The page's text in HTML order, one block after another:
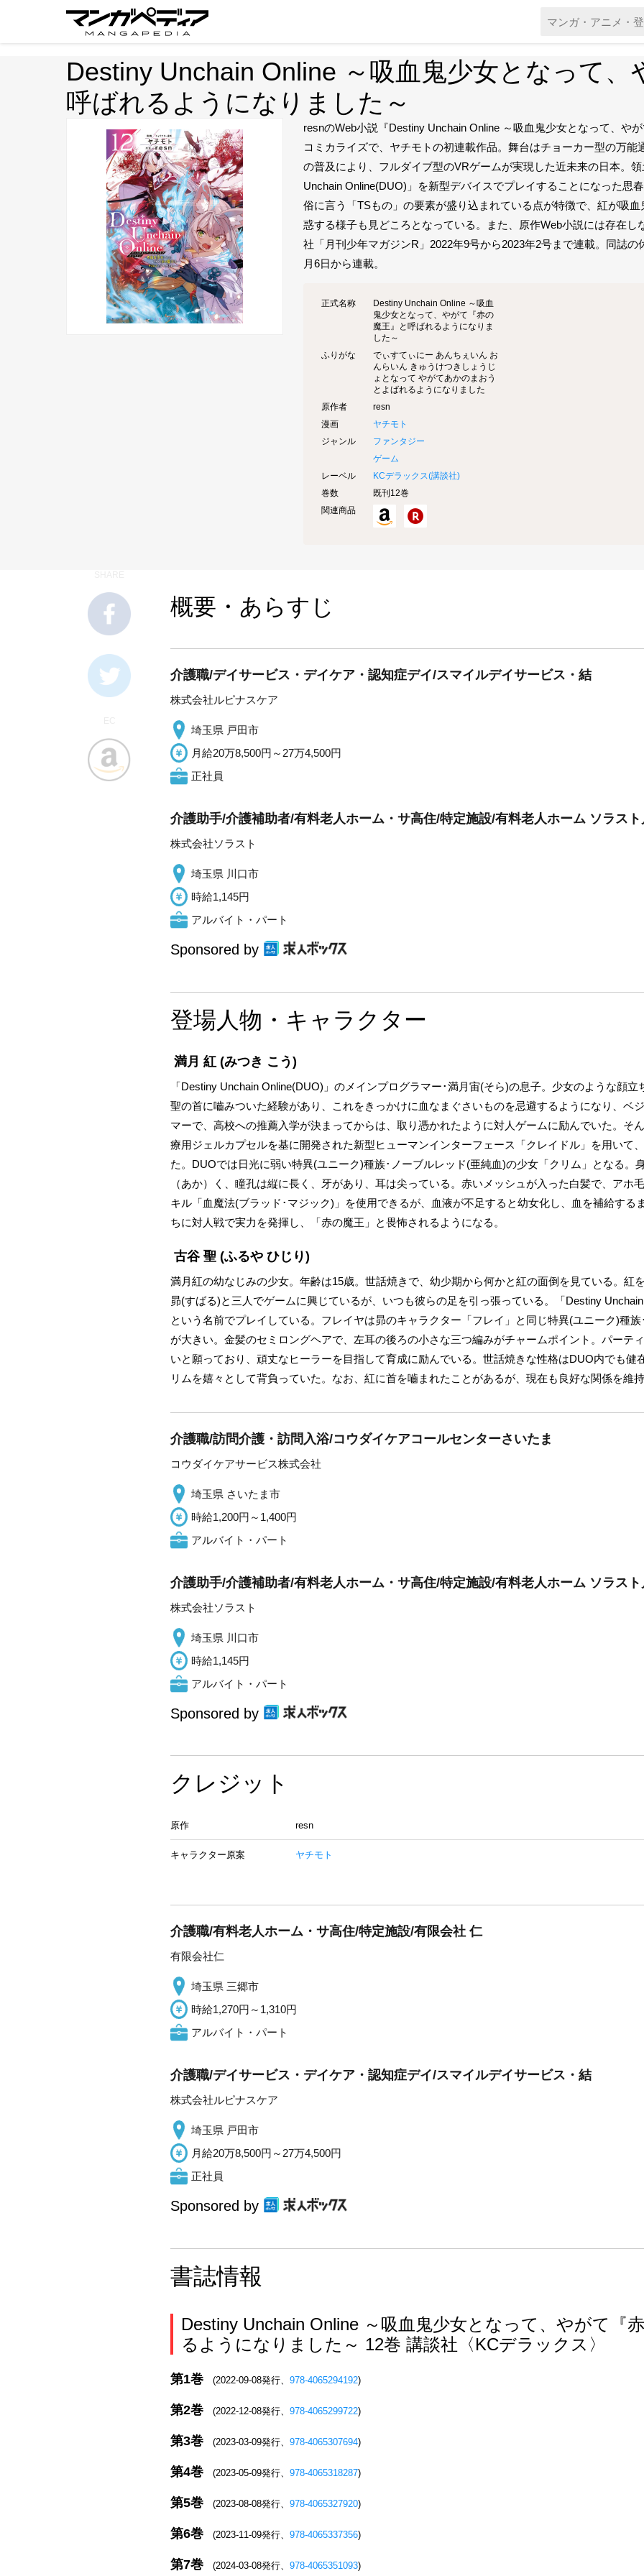
Destiny Unchain Online ～吸血鬼少女となって
呼ばれるようになりました～
resnのWeb小説『Destiny Unchain Online ～吸血鬼少女となって、や
コミカライズで、ヤチモトの初連載作品。舞台はチョーカー型の万
の普及により、フルダイブ型のVRゲームが実現した近未来の日本。
Unchain Online(DUO)」を新型デバイスでプレイすることになった思
俗に言う「TSもの」の要素が盛り込まれている点が特徴で、紅が吸
惑する様子も見どころとなっている。また、原作Web小説には存在
社「月刊少年マガジンR」2022年9号から2023年2号まで連載。同誌
月6日から連載。
正式名称
Destiny Unchain Online ～吸血
鬼少女となって、やがて『赤の
魔王』と呼ばれるようになりま
した～
ふりがな
でぃすてぃにー あんちぇいん お
んらいん きゅうけつきしょうじ
ょとなって やがてあかのまおう
とよばれるようになりました
原作者
resn
漫画
ヤチモト
ジャンル
ファンタジー
ゲーム
レーベル
KCデラックス(講談社)
巻数
既刊12巻
関連商品
概要・あらすじ
介護職/デイサービス・デイケア・認知症デイ/スマイルデイサービス・結
株式会社ルピナスケア
埼玉県 戸田市
月給20万8,500円～27万4,500円
正社員
介護助手/介護補助者/有料老人ホーム・サ高住/特定施設/有料老人ホーム ソラスト
株式会社ソラスト
埼玉県 川口市
時給1,145円
アルバイト・パート
Sponsored by
登場人物・キャラクター
満月 紅 (みつき こう)
「Destiny Unchain Online(DUO)」のメインプログラマー･満月宙(そら)の息子。少女のような顔
聖の首に嚙みついた経験があり、これをきっかけに血なまぐさいものを忌避するようになり、ベ
マーで、高校への推薦入学が決まってからは、取り憑かれたように対人ゲームに励んでいた。そ
療用ジェルカプセルを基に開発された新型ヒューマンインターフェース「クレイドル」を用いて
た。DUOでは日光に弱い特異(ユニーク)種族･ノーブルレッド(亜純血)の少女「クリム」となる。
（あか）く、瞳孔は縦に長く、牙があり、耳は尖っている。赤いメッシュが入った白髪で、アホ
キル「血魔法(ブラッド･マジック)」を使用できるが、血液が不足すると幼女化し、血を補給する
ちに対人戦で実力を発揮し、「赤の魔王」と畏怖されるようになる。
古谷 聖 (ふるや ひじり)
満月紅の幼なじみの少女。年齢は15歳。世話焼きで、幼少期から何かと紅の面倒を見ている。紅
昴(すばる)と三人でゲームに興じているが、いつも彼らの足を引っ張っている。「Destiny
という名前でプレイしている。フレイヤは昴のキャラクター「フレイ」と同じ特異(ユニーク)種
が大きい。金髪のセミロングヘアで、左耳の後ろの小さな三つ編みがチャームポイント。パーテ
いと願っており、頑丈なヒーラーを目指して育成に励んでいる。世話焼きな性格はDUO内でも健
リムを嬉々として背負っていた。なお、紅に首を嚙まれたことがあるが、現在も良好な関係を維
介護職/訪問介護・訪問入浴/コウダイケアコールセンターさいたま
コウダイケアサービス株式会社
埼玉県 さいたま市
時給1,200円～1,400円
アルバイト・パート
介護助手/介護補助者/有料老人ホーム・サ高住/特定施設/有料老人ホーム ソラスト
株式会社ソラスト
埼玉県 川口市
時給1,145円
アルバイト・パート
Sponsored by
クレジット
原作 resn
キャラクター原案 ヤチモト
介護職/有料老人ホーム・サ高住/特定施設/有限会社 仁
有限会社仁
埼玉県 三郷市
時給1,270円～1,310円
アルバイト・パート
介護職/デイサービス・デイケア・認知症デイ/スマイルデイサービス・結
株式会社ルピナスケア
埼玉県 戸田市
月給20万8,500円～27万4,500円
正社員
Sponsored by
書誌情報
Destiny Unchain Online ～吸血鬼少女となって、やがて『
るようになりました～ 12巻 講談社〈KCデラックス〉
第1巻 (2022-09-08発行、 978-4065294192)
第2巻 (2022-12-08発行、 978-4065299722)
第3巻 (2023-03-09発行、 978-4065307694)
第4巻 (2023-05-09発行、 978-4065318287)
第5巻 (2023-08-08発行、 978-4065327920)
第6巻 (2023-11-09発行、 978-4065337356)
第7巻 (2024-03-08発行、 978-4065351093)